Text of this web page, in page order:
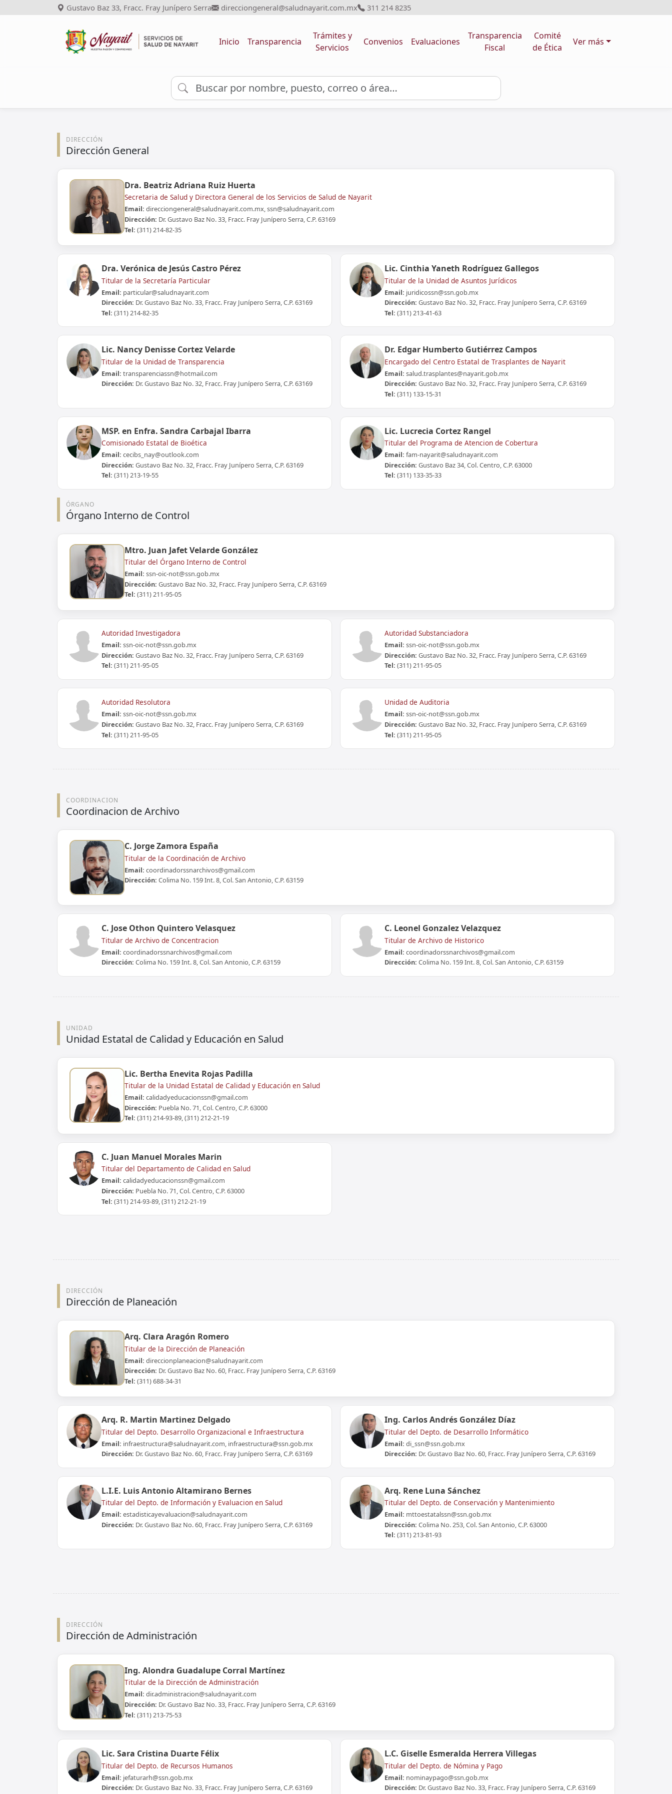
Gustavo Baz 33, Fracc. Fray Junípero Serra direcciongeneral@saludnayarit.com.mx 311 214 8235
Inicio Transparencia
Trámites y
Servicios
Convenios Evaluaciones
Transparencia
Fiscal
Comité
de Ética
Ver más
DIRECCIÓN
Dirección General
Dra. Beatriz Adriana Ruiz Huerta
Secretaria de Salud y Directora General de los Servicios de Salud de Nayarit
Email: direcciongeneral@saludnayarit.com.mx, ssn@saludnayarit.com
Dirección: Dr. Gustavo Baz No. 33, Fracc. Fray Junípero Serra, C.P. 63169
Tel: (311) 214-82-35
Dra. Verónica de Jesús Castro Pérez
Titular de la Secretaría Particular
Email: particular@saludnayarit.com
Dirección: Dr. Gustavo Baz No. 33, Fracc. Fray Junípero Serra, C.P. 63169
Tel: (311) 214-82-35
Lic. Cinthia Yaneth Rodríguez Gallegos
Titular de la Unidad de Asuntos Jurídicos
Email: juridicossn@ssn.gob.mx
Dirección: Gustavo Baz No. 32, Fracc. Fray Junípero Serra, C.P. 63169
Tel: (311) 213-41-63
Lic. Nancy Denisse Cortez Velarde
Titular de la Unidad de Transparencia
Email: transparenciassn@hotmail.com
Dirección: Dr. Gustavo Baz No. 32, Fracc. Fray Junípero Serra, C.P. 63169
Dr. Edgar Humberto Gutiérrez Campos
Encargado del Centro Estatal de Trasplantes de Nayarit
Email: salud.trasplantes@nayarit.gob.mx
Dirección: Gustavo Baz No. 32, Fracc. Fray Junípero Serra, C.P. 63169
Tel: (311) 133-15-31
MSP. en Enfra. Sandra Carbajal Ibarra
Comisionado Estatal de Bioética
Email: cecibs_nay@outlook.com
Dirección: Gustavo Baz No. 32, Fracc. Fray Junípero Serra, C.P. 63169
Tel: (311) 213-19-55
Lic. Lucrecia Cortez Rangel
Titular del Programa de Atencion de Cobertura
Email: fam-nayarit@saludnayarit.com
Dirección: Gustavo Baz 34, Col. Centro, C.P. 63000
Tel: (311) 133-35-33
ÓRGANO
Órgano Interno de Control
Mtro. Juan Jafet Velarde González
Titular del Órgano Interno de Control
Email: ssn-oic-not@ssn.gob.mx
Dirección: Gustavo Baz No. 32, Fracc. Fray Junípero Serra, C.P. 63169
Tel: (311) 211-95-05
Autoridad Investigadora
Email: ssn-oic-not@ssn.gob.mx
Dirección: Gustavo Baz No. 32, Fracc. Fray Junípero Serra, C.P. 63169
Tel: (311) 211-95-05
Autoridad Substanciadora
Email: ssn-oic-not@ssn.gob.mx
Dirección: Gustavo Baz No. 32, Fracc. Fray Junípero Serra, C.P. 63169
Tel: (311) 211-95-05
Autoridad Resolutora
Email: ssn-oic-not@ssn.gob.mx
Dirección: Gustavo Baz No. 32, Fracc. Fray Junípero Serra, C.P. 63169
Tel: (311) 211-95-05
Unidad de Auditoria
Email: ssn-oic-not@ssn.gob.mx
Dirección: Gustavo Baz No. 32, Fracc. Fray Junípero Serra, C.P. 63169
Tel: (311) 211-95-05
COORDINACION
Coordinacion de Archivo
C. Jorge Zamora España
Titular de la Coordinación de Archivo
Email: coordinadorssnarchivos@gmail.com
Dirección: Colima No. 159 Int. 8, Col. San Antonio, C.P. 63159
C. Jose Othon Quintero Velasquez
Titular de Archivo de Concentracion
Email: coordinadorssnarchivos@gmail.com
Dirección: Colima No. 159 Int. 8, Col. San Antonio, C.P. 63159
C. Leonel Gonzalez Velazquez
Titular de Archivo de Historico
Email: coordinadorssnarchivos@gmail.com
Dirección: Colima No. 159 Int. 8, Col. San Antonio, C.P. 63159
UNIDAD
Unidad Estatal de Calidad y Educación en Salud
Lic. Bertha Enevita Rojas Padilla
Titular de la Unidad Estatal de Calidad y Educación en Salud
Email: calidadyeducacionssn@gmail.com
Dirección: Puebla No. 71, Col. Centro, C.P. 63000
Tel: (311) 214-93-89, (311) 212-21-19
C. Juan Manuel Morales Marin
Titular del Departamento de Calidad en Salud
Email: calidadyeducacionssn@gmail.com
Dirección: Puebla No. 71, Col. Centro, C.P. 63000
Tel: (311) 214-93-89, (311) 212-21-19
DIRECCIÓN
Dirección de Planeación
Arq. Clara Aragón Romero
Titular de la Dirección de Planeación
Email: direccionplaneacion@saludnayarit.com
Dirección: Dr. Gustavo Baz No. 60, Fracc. Fray Junípero Serra, C.P. 63169
Tel: (311) 688-34-31
Arq. R. Martin Martinez Delgado
Titular del Depto. Desarrollo Organizacional e Infraestructura
Email: infraestructura@saludnayarit.com, infraestructura@ssn.gob.mx
Dirección: Dr. Gustavo Baz No. 60, Fracc. Fray Junípero Serra, C.P. 63169
Ing. Carlos Andrés González Díaz
Titular del Depto. de Desarrollo Informático
Email: di_ssn@ssn.gob.mx
Dirección: Dr. Gustavo Baz No. 60, Fracc. Fray Junípero Serra, C.P. 63169
L.I.E. Luis Antonio Altamirano Bernes
Titular del Depto. de Información y Evaluacion en Salud
Email: estadisticayevaluacion@saludnayarit.com
Dirección: Dr. Gustavo Baz No. 60, Fracc. Fray Junípero Serra, C.P. 63169
Arq. Rene Luna Sánchez
Titular del Depto. de Conservación y Mantenimiento
Email: mttoestatalssn@ssn.gob.mx
Dirección: Colima No. 253, Col. San Antonio, C.P. 63000
Tel: (311) 213-81-93
DIRECCIÓN
Dirección de Administración
Ing. Alondra Guadalupe Corral Martínez
Titular de la Dirección de Administración
Email: dir.administracion@saludnayarit.com
Dirección: Dr. Gustavo Baz No. 33, Fracc. Fray Junípero Serra, C.P. 63169
Tel: (311) 213-75-53
Lic. Sara Cristina Duarte Félix
Titular del Depto. de Recursos Humanos
Email: jefaturarh@ssn.gob.mx
Dirección: Dr. Gustavo Baz No. 33, Fracc. Fray Junípero Serra, C.P. 63169
L.C. Giselle Esmeralda Herrera Villegas
Titular del Depto. de Nómina y Pago
Email: nominaypago@ssn.gob.mx
Dirección: Dr. Gustavo Baz No. 33, Fracc. Fray Junípero Serra, C.P. 63169